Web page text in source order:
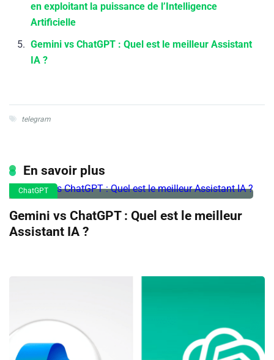
en exploitant la puissance de l’Intelligence
Artificielle
Gemini vs ChatGPT : Quel est le meilleur Assistant
IA ?
telegram
En savoir plus
ChatGPT
Gemini vs ChatGPT : Quel est le meilleur
Assistant IA ?